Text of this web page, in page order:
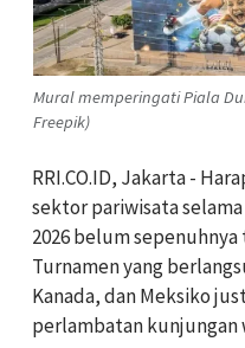
Mural memperingati Piala
Freepik)
RRI.CO.ID, Jakarta -
sektor pariwisata
2026 belum
Turnamen yang
Kanada, dan Meksiko
perlambatan kunjungan